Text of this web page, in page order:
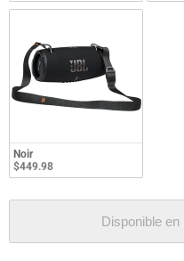
Noir
$449.98
Disponible